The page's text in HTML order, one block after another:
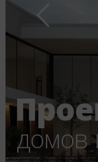
Публикации
Контакты
домов